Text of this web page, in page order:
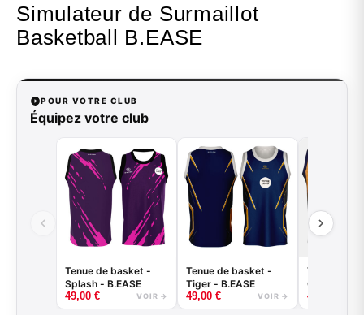
Simulateur de Surmaillot
Basketball B.EASE
POUR VOTRE CLUB
Équipez votre club
Tenue de basket -
Splash - B.EASE
49,00 € VOIR →
Tenue de basket -
Tiger - B.EASE
49,00 € VOIR →
Tenue de
Griffe -
49,00